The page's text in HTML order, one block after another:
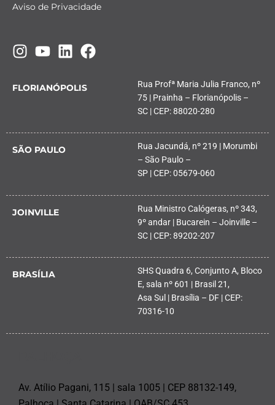
Aviso de Privacidade
FLORIANÓPOLIS
Rua Profª Maria Julia Franco, nº
75 | Prainha – Florianópolis –
SC | CEP: 88020-280
SÃO PAULO
Rua Jacundá, nº 219 | Morumbi
– São Paulo –
SP | CEP: 05679-060
JOINVILLE
Rua Ministro Calógeras, nº 343,
9º andar | Bucarein – Joinville –
SC | CEP: 89202-207
BRASÍLIA
SHS Quadra 6, Conjunto A, Bloco
E, sala nº 601 | Brasil 21,
Asa Sul | Brasília – DF | CEP:
70316-10
Av. Atílio Pagani, 115 | sala 1005 | CEP 88132-149,